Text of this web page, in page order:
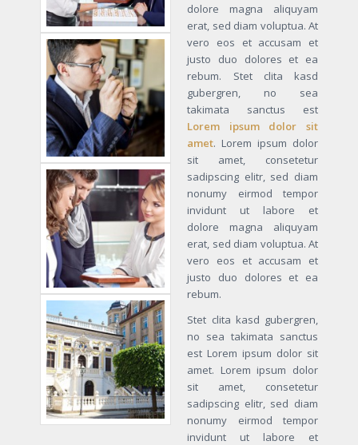
dolore magna aliquyam
erat, sed diam voluptua. At
vero eos et accusam et
justo duo dolores et ea
rebum. Stet clita kasd
gubergren, no sea
takimata sanctus est
Lorem ipsum dolor sit
amet. Lorem ipsum dolor
sit amet, consetetur
sadipscing elitr, sed diam
nonumy eirmod tempor
invidunt ut labore et
dolore magna aliquyam
erat, sed diam voluptua. At
vero eos et accusam et
justo duo dolores et ea
rebum.
Stet clita kasd gubergren,
no sea takimata sanctus
est Lorem ipsum dolor sit
amet. Lorem ipsum dolor
sit amet, consetetur
sadipscing elitr, sed diam
nonumy eirmod tempor
invidunt ut labore et